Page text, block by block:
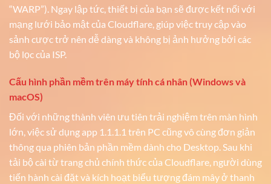
“WARP”). Ngay lập tức, thiết bị của bạn sẽ được kết nối với
mạng lưới bảo mật của Cloudflare, giúp việc truy cập vào
sảnh cược trở nên dễ dàng và không bị ảnh hưởng bởi các
bộ lọc của ISP.
Cấu hình phần mềm trên máy tính cá nhân (Windows và
macOS)
Đối với những thành viên ưu tiên trải nghiệm trên màn hình
lớn, việc sử dụng app 1.1.1.1 trên PC cũng vô cùng đơn giản
thông qua phiên bản phần mềm dành cho Desktop. Sau khi
tải bộ cài từ trang chủ chính thức của Cloudflare, người dùng
tiến hành cài đặt và kích hoạt biểu tượng đám mây ở thanh